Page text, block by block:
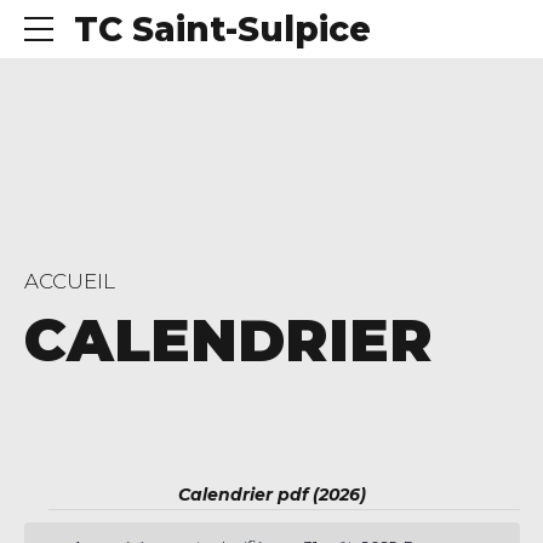
TC Saint-Sulpice
ACCUEIL
CALENDRIER
Calendrier pdf (2026)